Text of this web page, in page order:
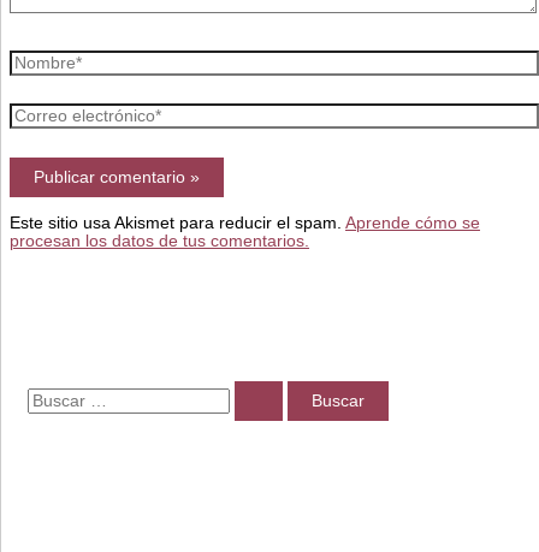
Nombre*
Correo
electrónico*
Este sitio usa Akismet para reducir el spam. Aprende cómo se
procesan los datos de tus comentarios.
B